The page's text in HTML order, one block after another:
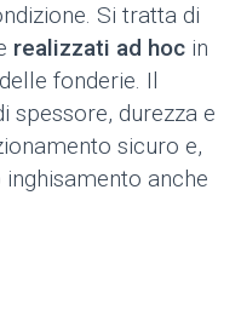
Si tratta di
realizzati ad hoc in
fonderie. Il
spessore, durezza e
sicuro e,
anche